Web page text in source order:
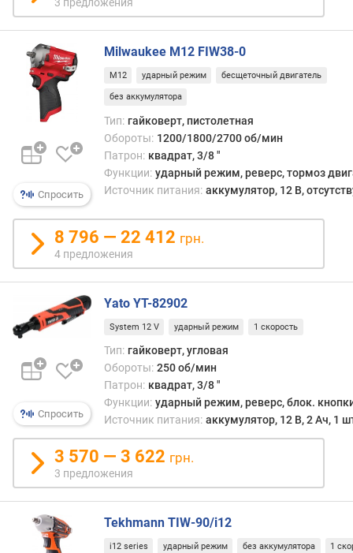
р
о
г
и
м
о
д
о
о
х
д
ш
е
ы
м
п
о
т
в
а
м
Спросить
Milwaukee M12 FIW38-0
M12 ударный режим бесщеточный двигатель
без аккумулятора
Тип: гайковерт, пистолетная
Обороты: 1200/1800/2700 об/мин
Патрон: квадрат, 3/8 "
Функции: ударный режим, реверс, тормоз
Источник питания: аккумулятор, 12 В,
8 796 — 22 412 грн.
4 предложения
Спросить
Yato YT-82902
System 12 V ударный режим 1 скорость
Тип: гайковерт, угловая
Обороты: 250 об/мин
Патрон: квадрат, 3/8 "
Функции: ударный режим, реверс, блок.
Источник питания: аккумулятор, 12 В, 2 Ач, 1
3 570 — 3 622 грн.
3 предложения
Tekhmann TIW-90/i12
i12 series ударный режим без аккумулятора 1